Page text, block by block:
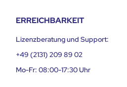
ERREICHBARKEIT
Lizenzberatung und Support:
+49 (2131) 209 89 02
Mo-Fr: 08:00-17:30 Uhr